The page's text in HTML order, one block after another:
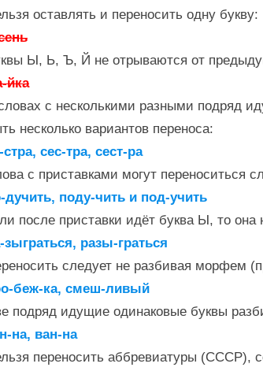
оставлять и переносить одну букву:
Ы, Ь, Ъ, Й не отрываются от
йка
с несколькими разными подряд
несколько вариантов переноса:
стра, сес-тра, сест-ра
с приставками могут переноситься
дучить, поду-чить и под-учить
после приставки идёт буква Ы, то она
зыграться, разы-граться
следует не разбивая морфем
беж-ка, смеш-ливый
подряд идущие одинаковые буквы
на, ван-на
переносить аббревиатуры (СССР),